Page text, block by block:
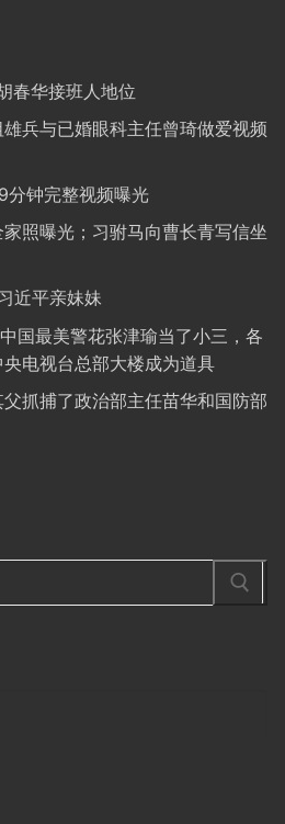
春华接班人地位
兵与已婚眼科主任曾琦做爱视频
分钟完整视频曝光
照曝光；习驸马向曹长青写信坐
近平亲妹妹
国最美警花张津瑜当了小三，各
电视台总部大楼成为道具
抓捕了政治部主任苗华和国防部